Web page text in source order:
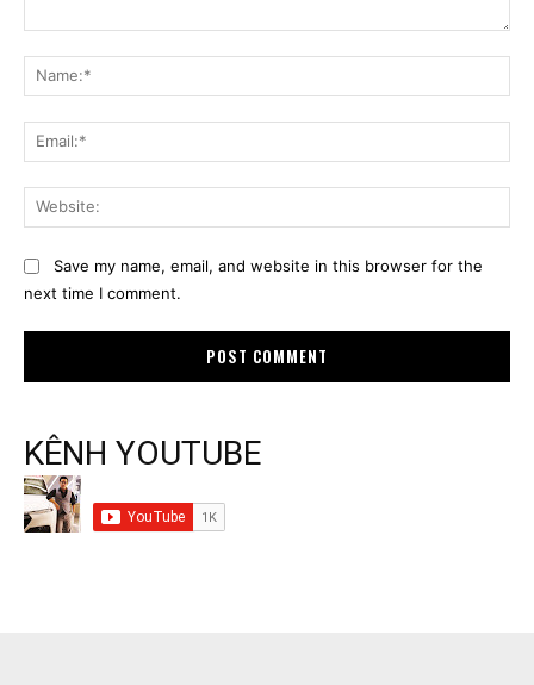
Save my name, email, and website in this browser for the
next time I comment.
KÊNH YOUTUBE